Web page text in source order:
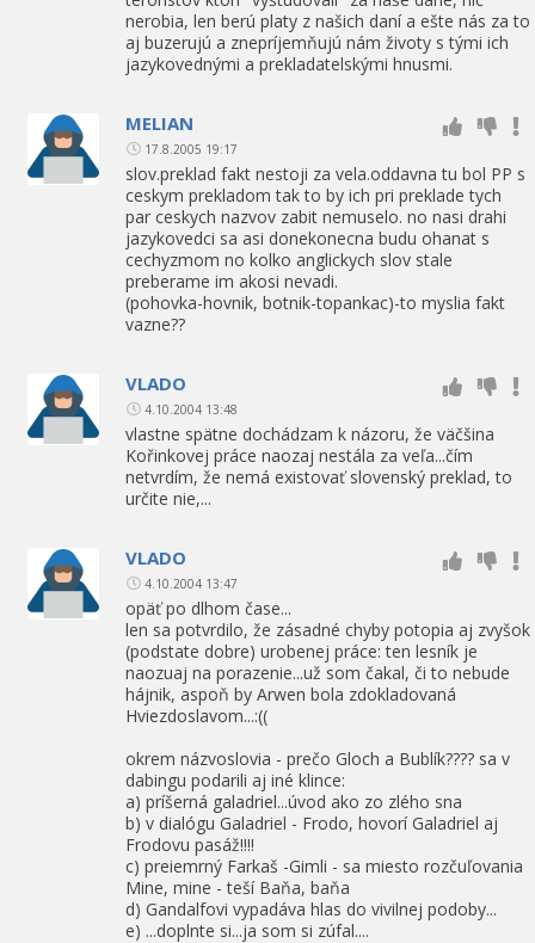
nerobia, len berú platy z našich daní a ešte nás za to
aj buzerujú a znepríjemňujú nám životy s tými ich
jazykovednými a prekladatelskými hnusmi.
MELIAN
17.8.2005 19:17
slov.preklad fakt nestoji za vela.oddavna tu bol PP s
ceskym prekladom tak to by ich pri preklade tych
par ceskych nazvov zabit nemuselo. no nasi drahi
jazykovedci sa asi donekonecna budu ohanat s
cechyzmom no kolko anglickych slov stale
preberame im akosi nevadi.
(pohovka-hovnik, botnik-topankac)-to myslia fakt
vazne??
VLADO
4.10.2004 13:48
vlastne spätne dochádzam k názoru, že väčšina
Kořinkovej práce naozaj nestála za veľa...čím
netvrdím, že nemá existovať slovenský preklad, to
určite nie,...
VLADO
4.10.2004 13:47
opäť po dlhom čase...
len sa potvrdilo, že zásadné chyby potopia aj zvyšok
(podstate dobre) urobenej práce: ten lesník je
naozuaj na porazenie...už som čakal, či to nebude
hájnik, aspoň by Arwen bola zdokladovaná
Hviezdoslavom...:((
okrem názvoslovia - prečo Gloch a Bublík???? sa v
dabingu podarili aj iné klince:
a) príšerná galadriel...úvod ako zo zlého sna
b) v dialógu Galadriel - Frodo, hovorí Galadriel aj
Frodovu pasáž!!!!
c) preiemrný Farkaš -Gimli - sa miesto rozčuľovania
Mine, mine - teší Baňa, baňa
d) Gandalfovi vypadáva hlas do vivilnej podoby...
e) ...doplnte si...ja som si zúfal....